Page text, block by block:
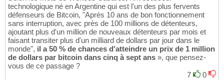
technologique né en Argentine qui est l'un des plus fervents
défenseurs de Bitcoin, "Après 10 ans de bon fonctionnement
sans interruption, avec près de 100 millions de détenteurs,
ajoutant plus d'un million de nouveaux détenteurs par mois et
faisant transiter plus d'un milliard de dollars par jour dans le
monde", il a 50 % de chances d'atteindre un prix de 1 million
de dollars par bitcoin dans cinq à sept ans », que pensez-
vous de ce passage ?
7
0